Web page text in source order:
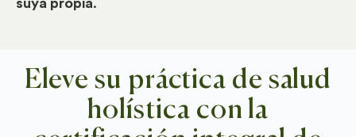
suya propia.
Eleve su práctica de salud
holística con la